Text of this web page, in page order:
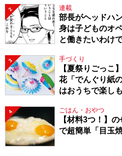
2 連載
部長がヘッドハ
身は子どものオ
と働きたいわけ
3 手づくり
【夏祭りごっこ
花「でんぐり紙
はおうちで楽し
4 ごはん・おやつ
【材料3つ！】
で超簡単「目玉